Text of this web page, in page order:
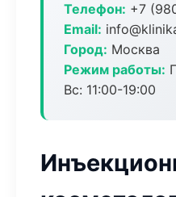
Телефон: +7
Email:
Город: Москва
Режим работы:
Вс: 11:00-19:00